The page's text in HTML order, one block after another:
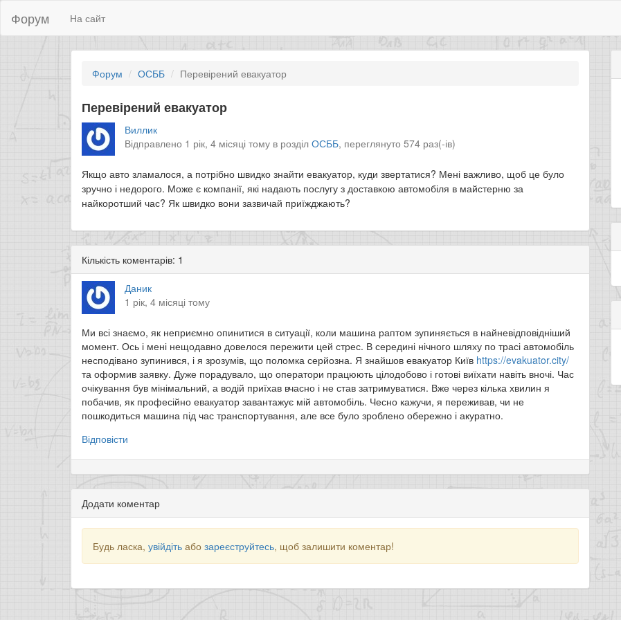
Форум На сайт
Форум ОСББ Перевірений евакуатор
Перевірений евакуатор
Виллик
Відправлено 1 рік, 4 місяці тому в розділОСББ, переглянуто 574 раз(-ів)
Якщо авто зламалося, а потрібно швидко знайти евакуатор, куди звертатися? Мені важливо, щоб це було
зручно і недорого. Може є компанії, які надають послугу з доставкою автомобіля в майстерню за
найкоротший час? Як швидко вони зазвичай приїжджають?
Кількість коментарів: 1
Даник
1 рік, 4 місяці тому
Ми всі знаємо, як неприємно опинитися в ситуації, коли машина раптом зупиняється в найневідповідніший
момент. Ось і мені нещодавно довелося пережити цей стрес. В середині нічного шляху по трасі автомобіль
несподівано зупинився, і я зрозумів, що поломка серйозна. Я знайшов евакуатор Київ https://evakuator.city/
та оформив заявку. Дуже порадувало, що оператори працюють цілодобово і готові виїхати навіть вночі. Час
очікування був мінімальний, а водій приїхав вчасно і не став затримуватися. Вже через кілька хвилин я
побачив, як професійно евакуатор завантажує мій автомобіль. Чесно кажучи, я переживав, чи не
пошкодиться машина під час транспортування, але все було зроблено обережно і акуратно.
Відповісти
Додати коментар
Будь ласка, увійдіть або зареєструйтесь, щоб залишити коментар!